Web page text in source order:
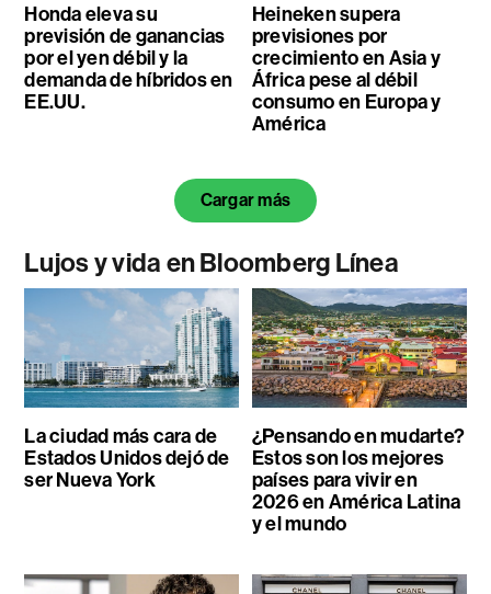
Honda eleva su
previsión de ganancias
por el yen débil y la
demanda de híbridos en
EE.UU.
Heineken supera
previsiones por
crecimiento en Asia y
África pese al débil
consumo en Europa y
América
Cargar más
Lujos y vida en Bloomberg Línea
La ciudad más cara de
Estados Unidos dejó de
ser Nueva York
¿Pensando en mudarte?
Estos son los mejores
países para vivir en
2026 en América Latina
y el mundo